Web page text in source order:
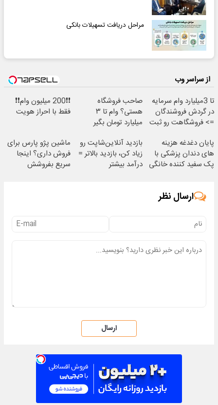
مراحل دریافت تسهیلات بانکی
از سراسر وب
تا 3میلیارد وام سرمایه
در گردش فروشندگان
=> فروشگاهت رو ثبت
صاحب فروشگاه
هستی؟ وام تا ۳
میلیارد تومان بگیر
❗❗200 میلیون وام❗❗
فقط با احراز هویت
پایان دغدغه هزینه
های دندان پزشکی با
پک سفید کننده خانگی
بازدید آنلاین‌شاپت رو
زیاد کن، بازدید بالاتر =
درآمد بیشتر
ماشین پژو پارس برای
فروش داری؟ اینجا
سریع بفروشش
ارسال نظر
ارسال